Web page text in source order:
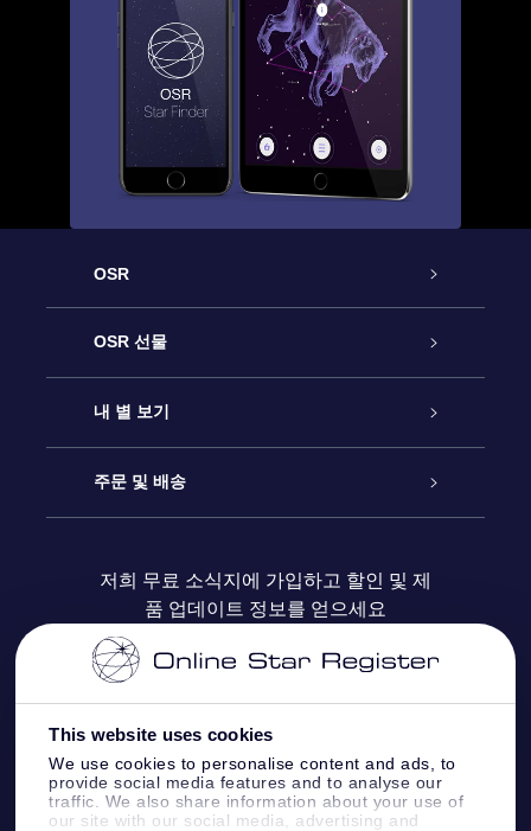
This website uses cookies
We use cookies to personalise content and ads, to
provide social media features and to analyse our
traffic. We also share information about your use of
our site with our social media, advertising and
OSR
고객 서비스
연락처
블로그
OSR 선물
온라인 별 선물
OSR 선물 팩
OSR 상품권
기업 선물
내 별 보기
Star Register
맞춤 별 페이지
One Million Stars
Fly me to the stars VR 앱
주문 및 배송
결제 정보
배송 정보
환불 정책
별자리
저희 무료 소식지에 가입하고 할인 및 제
품 업데이트 정보를 얻으세요